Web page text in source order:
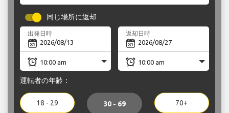
同じ場所に返却
出発日時 返却日時
運転者の年齢：
18 - 29 30 - 69 70+